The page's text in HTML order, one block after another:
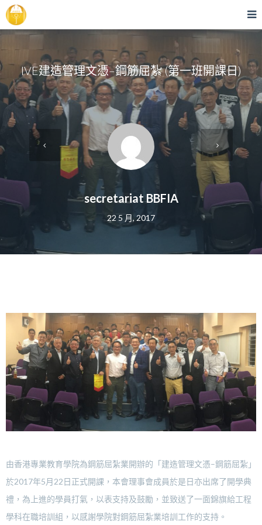
IVE建造管理文憑–鋼筋屈紮 (第一班開課日)
secretariat BBFIA
22 5 月, 2017
由香港專業教育學院為鋼筋屈紮業開辦的「建造管理文憑–鋼筋屈紮」
於2017年5月22日正式開課，本會理事會成員於是日亦出席了開學典
禮，為上進的學員打氣，以表支持及鼓勵，並致送了一面錦旗給工程
學科在職培訓組，以感謝學院對鋼筋屈紮業培訓工作的支持。